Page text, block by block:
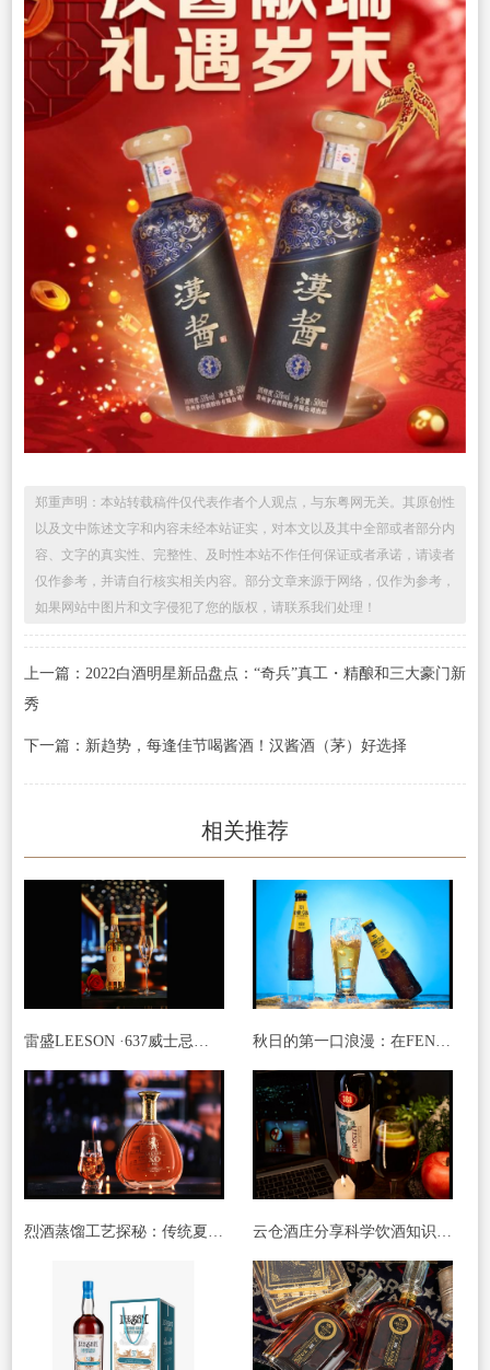
郑重声明：本站转载稿件仅代表作者个人观点，与东粤网无关。其原创性
以及文中陈述文字和内容未经本站证实，对本文以及其中全部或者部分内
容、文字的真实性、完整性、及时性本站不作任何保证或者承诺，请读者
仅作参考，并请自行核实相关内容。部分文章来源于网络，仅作为参考，
如果网站中图片和文字侵犯了您的版权，请联系我们处理！
上一篇：2022白酒明星新品盘点：“奇兵”真工・精酿和三大豪门新
秀
下一篇：新趋势，每逢佳节喝酱酒！汉酱酒（茅）好选择
相关推荐
雷盛LEESON ·637威士忌：解锁法国威士忌的优雅密码 秋日的第一口浪漫：在FENDI CLUB里邂逅诗意
烈酒蒸馏工艺探秘：传统夏朗德壶式蒸馏的魅力 云仓酒庄分享科学饮酒知识：酒精与饮料的搭配